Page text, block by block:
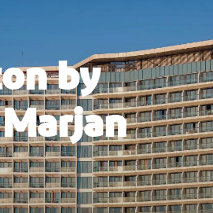
Events Suche
by